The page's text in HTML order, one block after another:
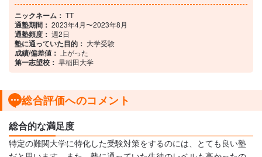
ニックネーム： TT
通塾期間： 2023年4月〜2023年8月
通塾頻度： 週2日
塾に通っていた目的： 大学受験
成績/偏差値： 上がった
第一志望校： 早稲田大学
総合評価へのコメント
総合的な満足度
特定の難関大学に特化した受験対策をするのには、とても良い塾